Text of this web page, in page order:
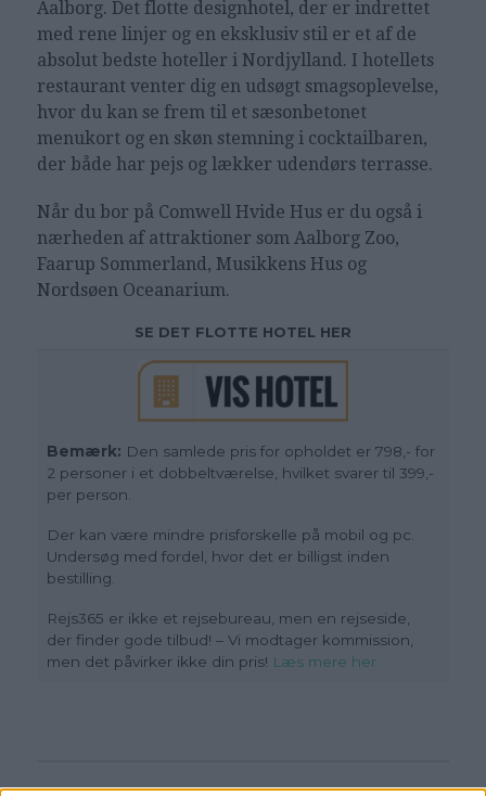
Aalborg. Det flotte designhotel, der er indrettet
med rene linjer og en eksklusiv stil er et af de
absolut bedste hoteller i Nordjylland. I hotellets
restaurant venter dig en udsøgt smagsoplevelse,
hvor du kan se frem til et sæsonbetonet
menukort og en skøn stemning i cocktailbaren,
der både har pejs og lækker udendørs terrasse.
Når du bor på Comwell Hvide Hus er du også i
nærheden af attraktioner som Aalborg Zoo,
Faarup Sommerland, Musikkens Hus og
Nordsøen Oceanarium.
SE DET FLOTTE HOTEL HER
Bemærk: Den samlede pris for opholdet er 798,- for
2 personer i et dobbeltværelse, hvilket svarer til 399,-
per person.
Der kan være mindre prisforskelle på mobil og pc.
Undersøg med fordel, hvor det er billigst inden
bestilling.
Rejs365 er ikke et rejsebureau, men en rejseside,
der finder gode tilbud! – Vi modtager kommission,
men det påvirker ikke din pris! Læs mere her